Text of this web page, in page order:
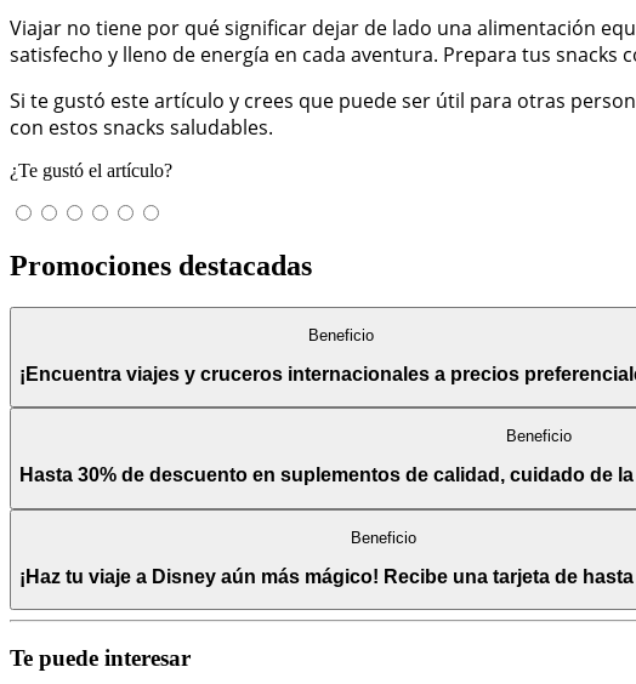
Viajar no tiene por qué significar dejar de lado una alimentación
satisfecho y lleno de energía en cada aventura. Prepara tus
Si te gustó este artículo y crees que puede ser útil para otras
con estos snacks saludables.
¿Te gustó el artículo?
Promociones destacadas
Beneficio
¡Encuentra viajes y cruceros internacionales a precios
Beneficio
Hasta 30% de descuento en suplementos de calidad, cuidado de
Beneficio
¡Haz tu viaje a Disney aún más mágico! Recibe una tarjeta de hasta
Te puede interesar